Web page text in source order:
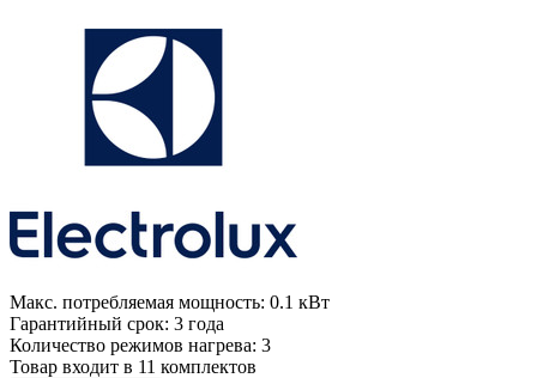
Макс. потребляемая мощность: 0.1 кВт
Гарантийный срок: 3 года
Количество режимов нагрева: 3
Товар входит в 11 комплектов